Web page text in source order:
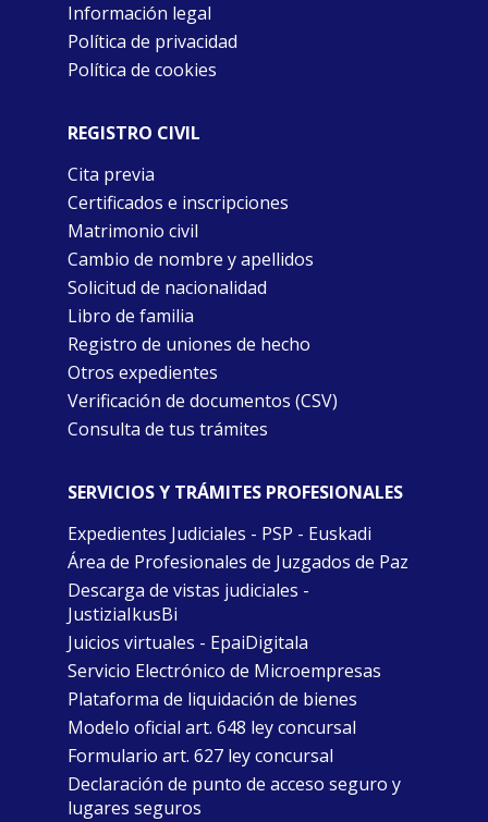
Información legal
Política de privacidad
Política de cookies
REGISTRO CIVIL
Cita previa
Certificados e inscripciones
Matrimonio civil
Cambio de nombre y apellidos
Solicitud de nacionalidad
Libro de familia
Registro de uniones de hecho
Otros expedientes
Verificación de documentos (CSV)
Consulta de tus trámites
SERVICIOS Y TRÁMITES PROFESIONALES
Expedientes Judiciales - PSP - Euskadi
Área de Profesionales de Juzgados de Paz
Descarga de vistas judiciales -
JustiziaIkusBi
Juicios virtuales - EpaiDigitala
Servicio Electrónico de Microempresas
Plataforma de liquidación de bienes
Modelo oficial art. 648 ley concursal
Formulario art. 627 ley concursal
Declaración de punto de acceso seguro y
lugares seguros